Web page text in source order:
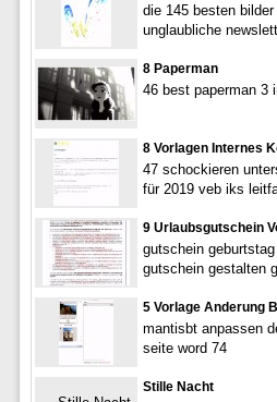
die 145 besten
unglaubliche
8 Paperman
46 best paperman 3
8 Vorlagen Internes
47 schockieren
für 2019 veb iks
9 Urlaubsgutschein
gutschein
gutschein gestalten
5 Vorlage Anderung
mantisbt anpassen
seite word 74
Stille Nacht